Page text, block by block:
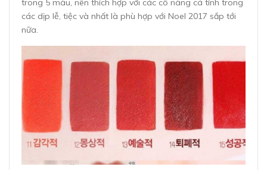
trong 5 màu, nên thích hợp với các cô nàng cá tính trong
các dịp lễ, tiệc và nhất là phù hợp với Noel 2017 sắp tới
nữa.